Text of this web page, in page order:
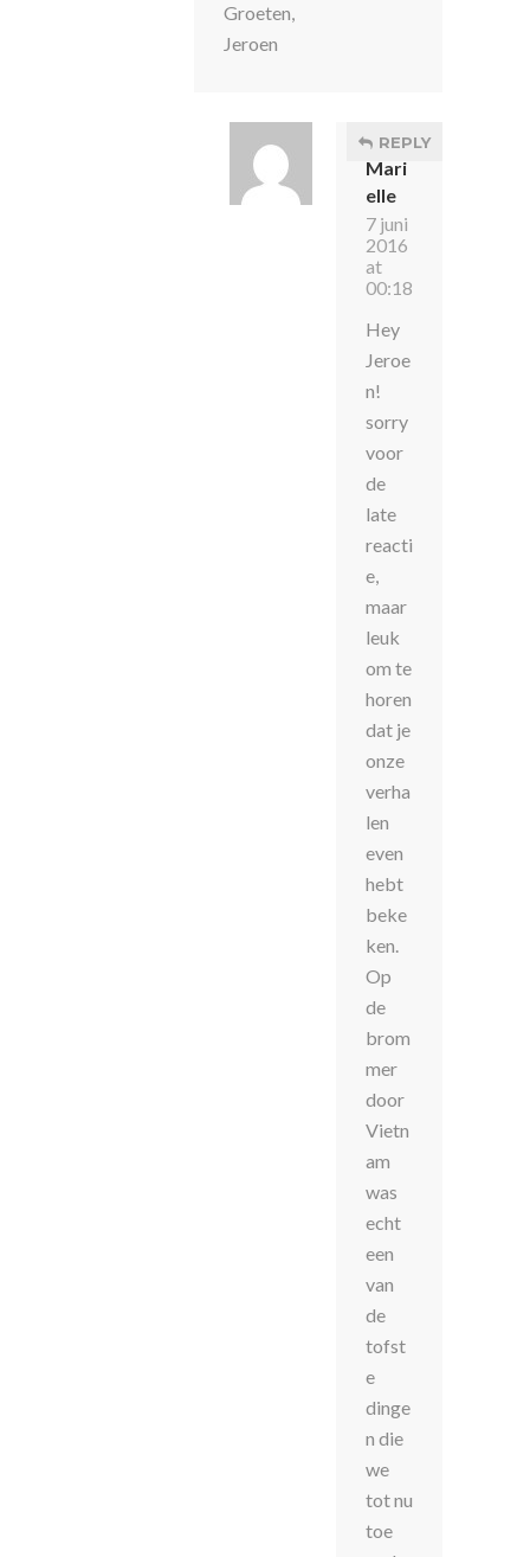
Groeten,
Jeroen
Mari
elle
7 juni
2016
at
00:18
REPLY
Hey
Jeroe
n!
sorry
voor
de
late
reacti
e,
maar
leuk
om te
horen
dat je
onze
verha
len
even
hebt
beke
ken.
Op
de
brom
mer
door
Vietn
am
was
echt
een
van
de
tofst
e
dinge
n die
we
tot nu
toe